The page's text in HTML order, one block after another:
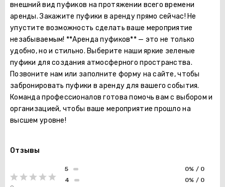
внешний вид пуфиков на протяжении всего времени
аренды. Закажите пуфики в аренду прямо сейчас! Не
упустите возможность сделать ваше мероприятие
незабываемым! **Аренда пуфиков** — это не только
удобно, но и стильно. Выберите наши яркие зеленые
пуфики для создания атмосферного пространства.
Позвоните нам или заполните форму на сайте, чтобы
забронировать пуфики в аренду для вашего события.
Команда профессионалов готова помочь вам с выбором и
организацией, чтобы ваше мероприятие прошло на
высшем уровне!
Отзывы
4 0% / 0
5 0% / 0